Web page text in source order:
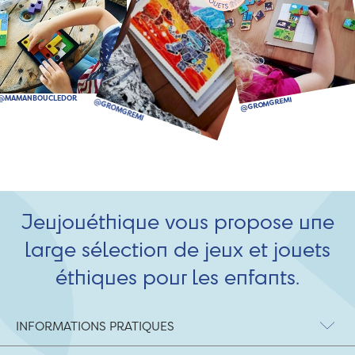
Jeujouéthique vous propose une
large sélection de jeux et jouets
éthiques pour les enfants.
INFORMATIONS PRATIQUES